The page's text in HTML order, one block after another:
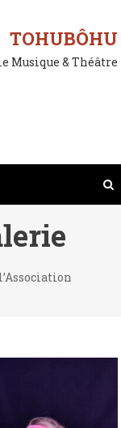
TOHUBÔHU
Musique & Théâtre